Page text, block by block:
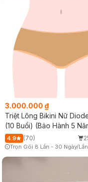
3.000.000 ₫
Triệt Lông Bikini Nữ
(10 Buổi) (Bảo Hành 5
4.9 (70)
Trọn Gói 8 Lần - 30 Ngày/Lần